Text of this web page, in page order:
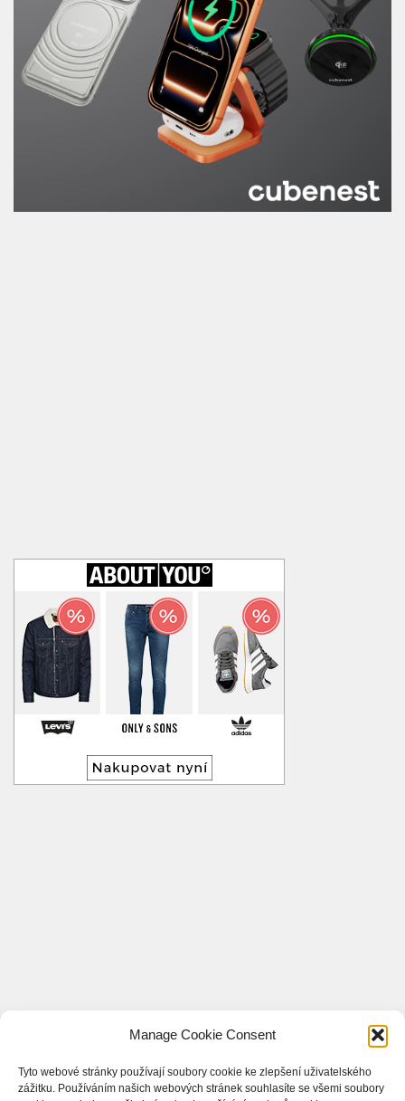
Manage Cookie Consent
Tyto webové stránky používají soubory cookie ke zlepšení uživatelského
zážitku. Používáním našich webových stránek souhlasíte se všemi soubory